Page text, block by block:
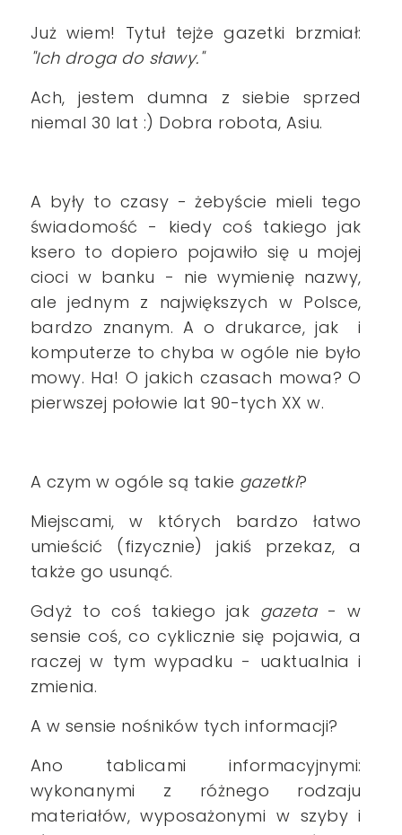
Już wiem! Tytuł tejże gazetki brzmiał:
"Ich droga do sławy."
Ach, jestem dumna z siebie sprzed
niemal 30 lat :) Dobra robota, Asiu.
A były to czasy - żebyście mieli tego
świadomość - kiedy coś takiego jak
ksero to dopiero pojawiło się u mojej
cioci w banku - nie wymienię nazwy,
ale jednym z największych w Polsce,
bardzo znanym. A o drukarce, jak i
komputerze to chyba w ogóle nie było
mowy. Ha! O jakich czasach mowa? O
pierwszej połowie lat 90-tych XX w.
A czym w ogóle są takie gazetki?
Miejscami, w których bardzo łatwo
umieścić (fizycznie) jakiś przekaz, a
także go usunąć.
Gdyż to coś takiego jak gazeta- w
sensie coś, co cyklicznie się pojawia, a
raczej w tym wypadku - uaktualnia i
zmienia.
A w sensie nośników tych informacji?
Ano tablicami informacyjnymi:
wykonanymi z różnego rodzaju
materiałów, wyposażonymi w szyby i